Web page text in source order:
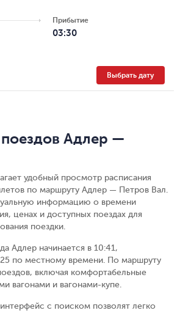
Прибытие
03:30
Выбрать дату
Адлер —
удобный просмотр расписания
по маршруту Адлер — Петров Вал.
информацию о времени
ценах и доступных поездах для
поездки.
Адлер начинается в 10:41,
по местному времени. По маршруту
включая комфортабельные
вагонами и вагонами-купе.
с поиском позволят легко